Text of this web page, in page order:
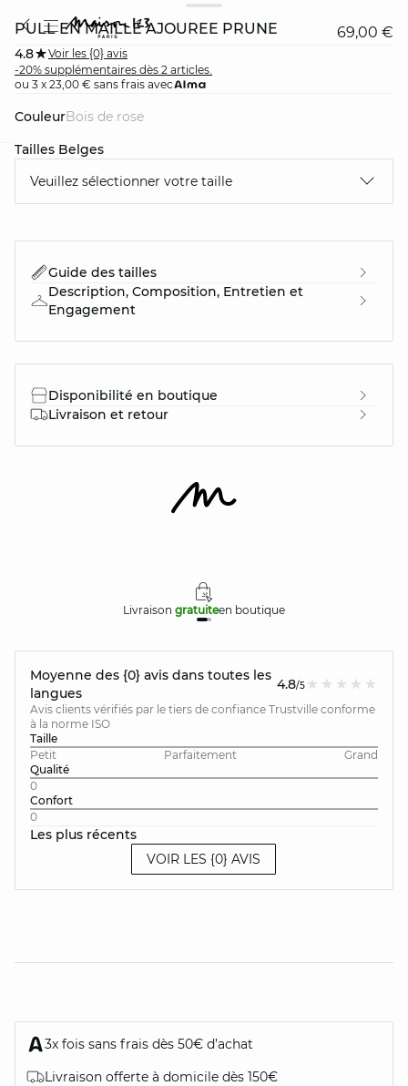
PULL EN MAILLE AJOURÉE PRUNE 69,00 €
4.8
Voir les {0} avis
-20% supplémentaires dès 2 articles.
ou 3 x 23,00 € sans frais avec
Couleur
bois de rose
Tailles Belges
Veuillez sélectionner votre taille
Guide des tailles
Description, Composition, Entretien et
Engagement
Disponibilité en boutique
Livraison et retour
Livraison gratuiteen boutique
Moyenne des {0} avis dans toutes les
langues
4.8/5
Avis clients vérifiés par le tiers de confiance Trustville conforme
à la norme ISO
Taille
Petit
Parfaitement
Grand
Qualité
0
Confort
0
Les plus récents
VOIR LES {0} AVIS
3x fois sans frais dès 50€ d’achat
Livraison offerte à domicile dès 150€